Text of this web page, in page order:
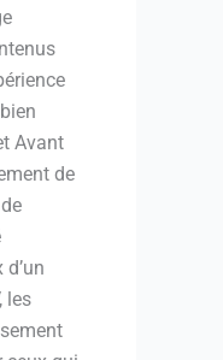
Avant
de
les